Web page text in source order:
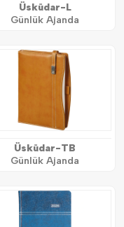
Üsküdar-L
Günlük Ajanda
Üsküdar-TB
Günlük Ajanda